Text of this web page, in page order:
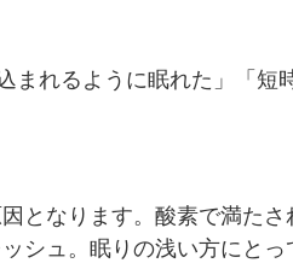
れるように眠れた」「短
となります。酸素で満たさ
シュ。眠りの浅い方にと